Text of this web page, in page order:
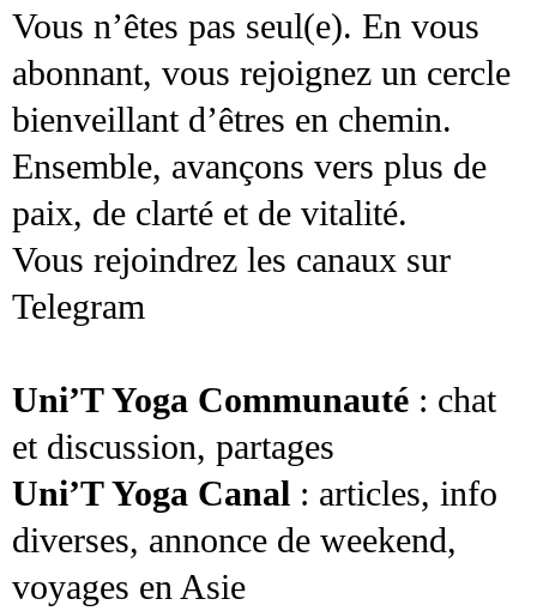
Vous n’êtes pas seul(e). En vous
abonnant, vous rejoignez un cercle
bienveillant d’êtres en chemin.
Ensemble, avançons vers plus de
paix, de clarté et de vitalité.
Vous rejoindrez les canaux sur
Telegram
Uni’T Yoga Communauté : chat
et discussion, partages
Uni’T Yoga Canal : articles, info
diverses, annonce de weekend,
voyages en Asie